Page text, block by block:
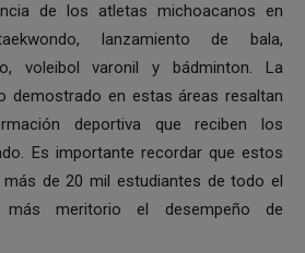
de los atletas michoacanos en
lanzamiento de bala,
voleibol varonil y bádminton. La
demostrado en estas áreas resaltan
deportiva que reciben los
Es importante recordar que estos
de 20 mil estudiantes de todo el
más meritorio el desempeño de